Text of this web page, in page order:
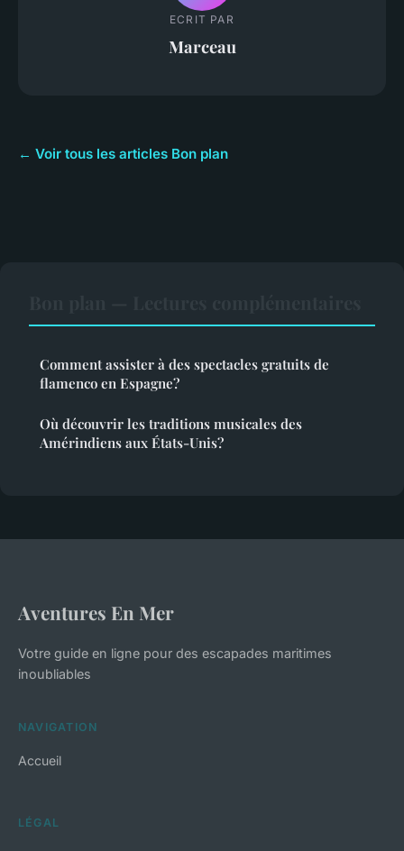
ECRIT PAR
Marceau
← Voir tous les articles Bon plan
Comment assister à des spectacles gratuits de
flamenco en Espagne?
Où découvrir les traditions musicales des
Amérindiens aux États-Unis?
Aventures En Mer
Votre guide en ligne pour des escapades maritimes
inoubliables
NAVIGATION
Accueil
LÉGAL